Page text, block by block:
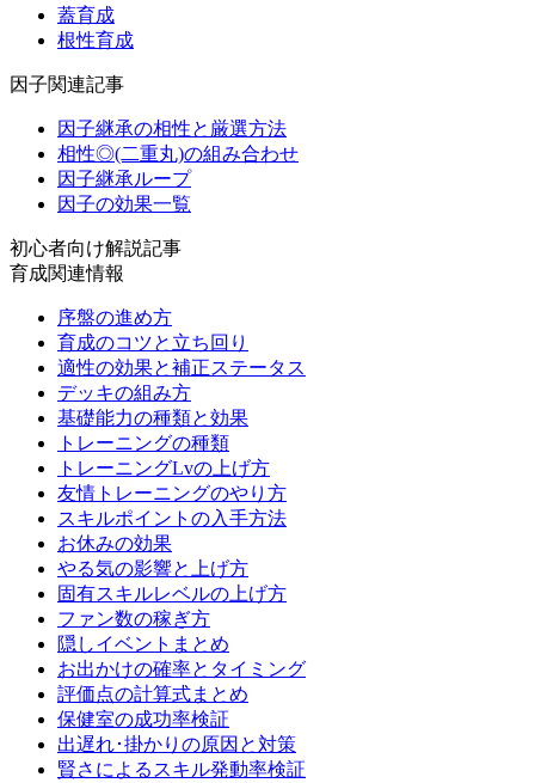
蓋育成
根性育成
因子関連記事
因子継承の相性と厳選方法
相性◎(二重丸)の組み合わせ
因子継承ループ
因子の効果一覧
初心者向け解説記事
育成関連情報
序盤の進め方
育成のコツと立ち回り
適性の効果と補正ステータス
デッキの組み方
基礎能力の種類と効果
トレーニングの種類
トレーニングLvの上げ方
友情トレーニングのやり方
スキルポイントの入手方法
お休みの効果
やる気の影響と上げ方
固有スキルレベルの上げ方
ファン数の稼ぎ方
隠しイベントまとめ
お出かけの確率とタイミング
評価点の計算式まとめ
保健室の成功率検証
出遅れ･掛かりの原因と対策
賢さによるスキル発動率検証